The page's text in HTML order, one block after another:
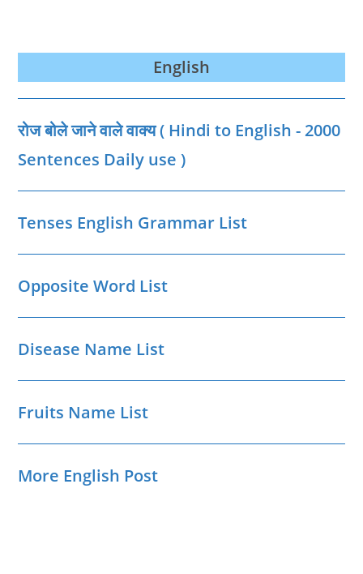
English
रोज बोले जाने वाले वाक्‍य ( Hindi to English - 2000
Sentences Daily use )
Tenses English Grammar List
Opposite Word List
Disease Name List
Fruits Name List
More English Post